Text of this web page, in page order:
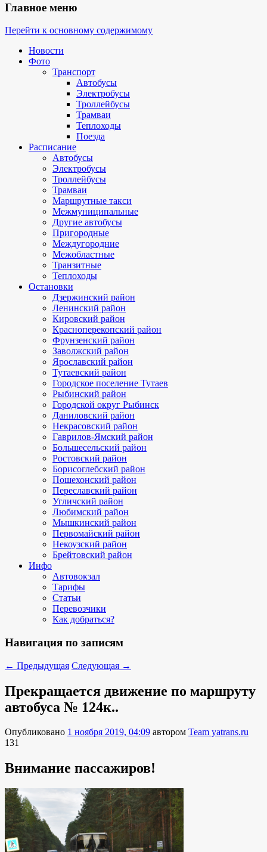
Главное меню
Перейти к основному содержимому
Новости
Фото
Транспорт
Автобусы
Электробусы
Троллейбусы
Трамваи
Теплоходы
Поезда
Расписание
Автобусы
Электробусы
Троллейбусы
Трамваи
Маршрутные такси
Межмуниципальные
Другие автобусы
Пригородные
Междугородние
Межобластные
Транзитные
Теплоходы
Остановки
Дзержинский район
Ленинский район
Кировский район
Красноперекопский район
Фрунзенский район
Заволжский район
Ярославский район
Тутаевский район
Городское поселение Тутаев
Рыбинский район
Городской округ Рыбинск
Даниловский район
Некрасовский район
Гаврилов-Ямский район
Большесельский район
Ростовский район
Борисоглебский район
Пошехонский район
Переславский район
Угличский район
Любимский район
Мышкинский район
Первомайский район
Некоузский район
Брейтовский район
Инфо
Автовокзал
Тарифы
Статьи
Перевозчики
Как добраться?
Навигация по записям
← Предыдущая Следующая →
Прекращается движение по маршруту
автобуса № 124к..
Опубликовано 1 ноября 2019, 04:09 автором Team yatrans.ru
131
Внимание пассажиров!